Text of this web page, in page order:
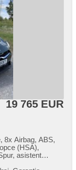
19 765 EUR
8x Airbag, ABS,
(HSA),
asistent